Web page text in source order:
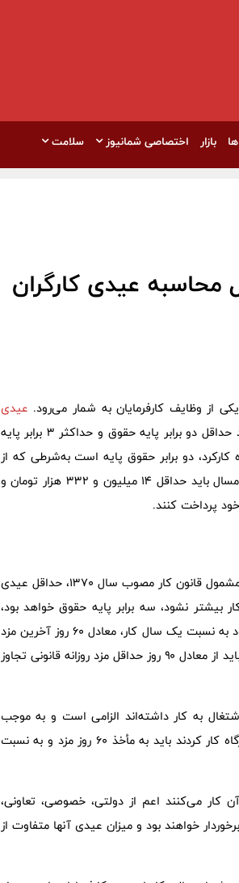
بازار اختصاصی شمانیوز سلامت
از وظایف کارفرمایان به شمار می‌رود. عیدی
، از روز اول فعالیت تا عید همان سال محاسبه می‌شود. در واقع، کارفرما باید حداقل دو برابر پایه حقوق و حداکثر ۳ برابر پایه
۱۲ ماه کارکرد، دو برابر حقوق پایه است به‌شرطی که از
سه برابر حداقل حقوق بیشتر نشود. کلیه کارفرمایان و واحدهای مشمول قانون کار امسال باید حداقل ۱۴ میلیون و ۳۳۲ هزار تومان و
بر اساس قانون مربوط به تعیین عیدی و پاداش سالانه کارگران شاغل در کارگاه‌های مشمول قانون کار مصوب سال ۱۳۷۰، حداقل عیدی
بیشتر نشود، سه برابر پایه حقوق خواهد بود،
بنابراین کلیه کارفرمایان کارگاه‌های مشمول قانون کار مکلفند به هر یک از کارگران خود به نسبت یک سال کار، معادل ۶۰ روز آخرین مزد
‌به عنوان عیدی و پاداش بپردازند و مبلغ پرداختی از این بابت به هر یک از کارگران نباید از معادل ۹۰ روز حداقل مزد روزانه قانونی تجاوز
به کار داشته‌اند الزامی است و به موجب
تبصره یک ماده واحده مذکور، مبلغ پرداختی به کارگرانی که کمتر از یک سال در کارگاه کار کردند باید به مأخذ ۶۰ روز مزد و به نسبت
کار می‌کنند اعم از دولتی، خصوصی، تعاونی،
خواهند بود و میزان عیدی آنها متفاوت از